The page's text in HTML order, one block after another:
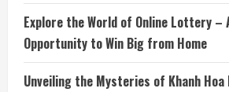
Explore the World of Online Lottery –
Opportunity to Win Big from Home
Unveiling the Mysteries of Khanh